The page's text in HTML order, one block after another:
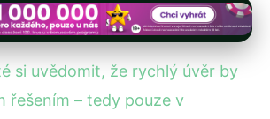
si uvědomit, že rychlý úvěr by
řešením – tedy pouze v